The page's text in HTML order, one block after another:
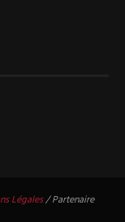
Légales/ Partenaire